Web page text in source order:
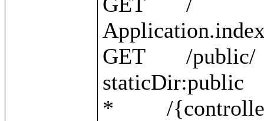
GET       /public/
staticDir:public
*         /